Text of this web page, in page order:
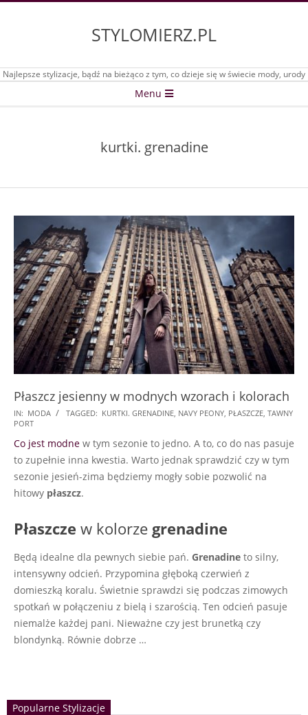
STYLOMIERZ.PL
Najlepsze stylizacje, bądź na bieżąco z tym, co dzieje się w świecie mody, urody
Menu
kurtki. grenadine
Płaszcz jesienny w modnych wzorach i kolorach
2017-
11-
06
IN: MODA TAGGED: KURTKI. GRENADINE NAVY PEONY PŁASZCZE TAWNY
PORT
Co jest modne w tym sezonie to jedno. A to, co do nas pasuje
to zupełnie inna kwestia. Warto jednak sprawdzić czy w tym
sezonie jesień-zima będziemy mogły sobie pozwolić na
hitowy płaszcz.
Płaszcze w kolorze grenadine
Będą idealne dla pewnych siebie pań. Grenadine to silny,
intensywny odcień. Przypomina głęboką czerwień z
domieszką koralu. Świetnie sprawdzi się podczas zimowych
spotkań w połączeniu z bielą i szarością. Ten odcień pasuje
niemalże każdej pani. Nieważne czy jest brunetką czy
blondynką. Równie dobrze …
Popularne Stylizacje